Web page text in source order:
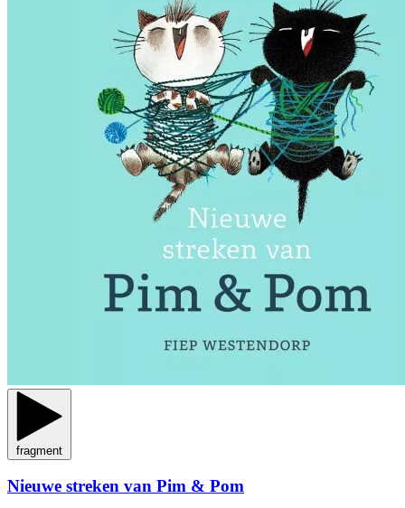
fragment
Nieuwe streken van Pim & Pom